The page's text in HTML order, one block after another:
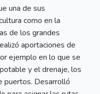
una de sus
como en la
de los grandes
aportaciones de
ejemplo en lo que se
y el drenaje, los
puertos. Desarrolló